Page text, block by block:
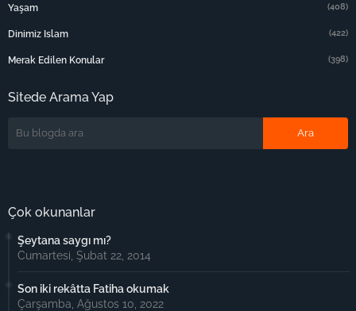
Yaşam (408)
Dinimiz Islam (422)
Merak Edilen Konular (398)
Sitede Arama Yap
Çok okunanlar
Şeytana saygı mı?
Cumartesi, Şubat 22, 2014
Son iki rekâtta Fatiha okumak
Çarşamba, Ağustos 10, 2022